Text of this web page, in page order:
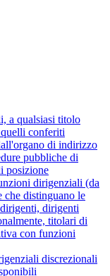
a qualsiasi titolo
conferiti
di indirizzo
pubbliche di
posizione
dirigenziali (da
che distinguano le
dirigenti
titolari di
con funzioni
discrezionali